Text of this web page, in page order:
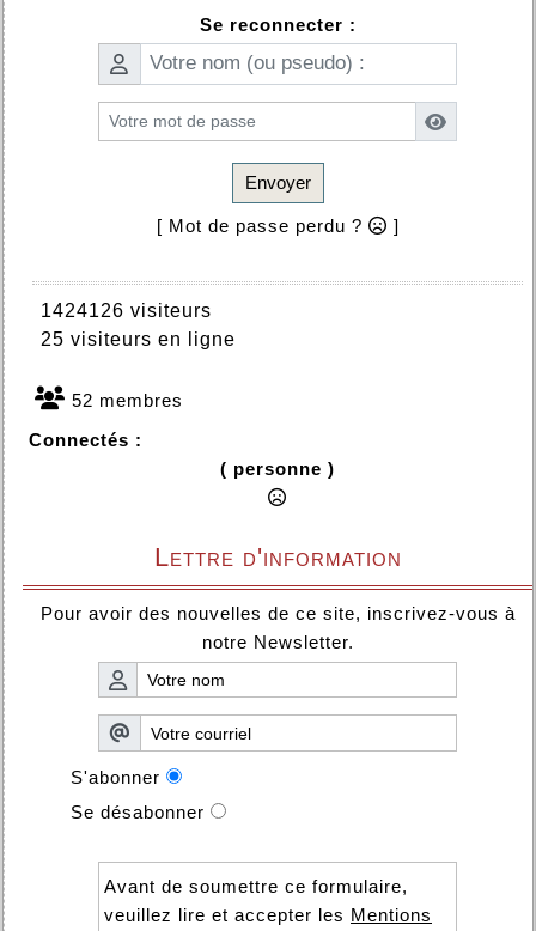
Se reconnecter :
Envoyer
[ Mot de passe perdu ? ]
1424126 visiteurs
25 visiteurs en ligne
52 membres
Connectés :
( personne )
Lettre d'information
Pour avoir des nouvelles de ce site, inscrivez-vous à
notre Newsletter.
S'abonner
Se désabonner
Avant de soumettre ce formulaire,
veuillez lire et accepter les Mentions